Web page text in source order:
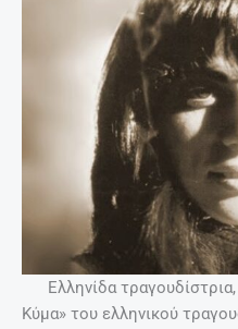
Ελληνίδα
Κύμα» του ελληνικού